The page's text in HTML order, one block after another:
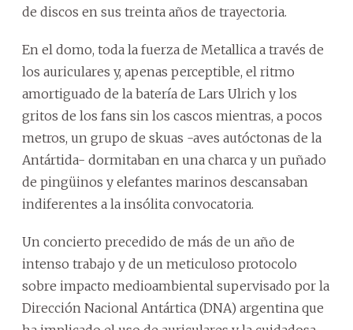
de discos en sus treinta años de trayectoria.
En el domo, toda la fuerza de Metallica a través de
los auriculares y, apenas perceptible, el ritmo
amortiguado de la batería de Lars Ulrich y los
gritos de los fans sin los cascos mientras, a pocos
metros, un grupo de skuas -aves autóctonas de la
Antártida- dormitaban en una charca y un puñado
de pingüinos y elefantes marinos descansaban
indiferentes a la insólita convocatoria.
Un concierto precedido de más de un año de
intenso trabajo y de un meticuloso protocolo
sobre impacto medioambiental supervisado por la
Dirección Nacional Antártica (DNA) argentina que